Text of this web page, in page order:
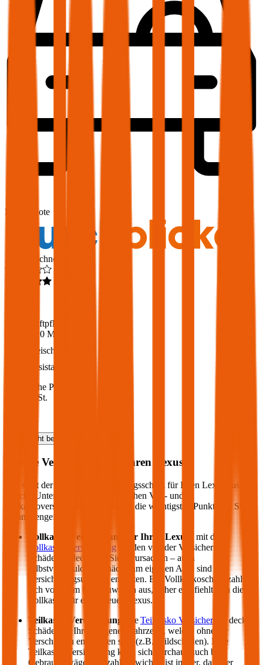
1,9
Produktnote
Ausgezeichnet
4,6
Haftpflicht
€ 20 Mio.
Freischaden
Assistance
Monatliche Prämie
inkl. mVSt.
Haftpflicht berechnen
Welche Versicherung für Ihren Lexus
Wie sieht der optimale Versicherungsschutz für Ihren Lexus
aus?
Welche Unterschiede gibt es zwischen Voll- und
Teilkaskoversicherung? Wir haben die wichtigsten Punkte für Sie
zusammengefasst:
Vollkasko Versicherung für Ihren Lexus
mit der
Vollkasko Versicherung werden von der Versicherung
Schäden gedeckt, die Sie verursachen – auch
selbstverschuldete Schäden am eigenen Auto sind im
Versicherungsumfang enthalten. Ein Vollkaskoschutz zahlt
sich vor allem bei Neuwägen aus, daher empfiehlt sich die
Vollkasko für einen neuen
Lexus.
Teilkasko Versicherung:
dieTeilkasko Versicherung
deckt
Schäden an Ihrem eigenen Fahrzeug, welche ohne Ihr
Verschulden entstanden sind (z.B. Wildschäden). Eine
Teilkasko Versicherung kann sich durchaus auch bei
Gebrauchtwägen auszahlen: wichtig ist immer, dass der